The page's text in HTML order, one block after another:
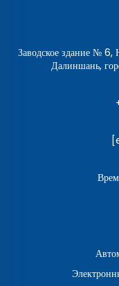
Заводское здание №
Далиншань,